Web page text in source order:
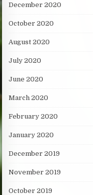
December 2020
October 2020
August 2020
July 2020
June 2020
March 2020
February 2020
January 2020
December 2019
November 2019
October 2019